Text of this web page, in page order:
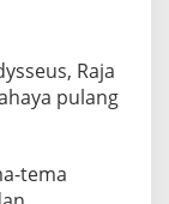
Raja
pulang
tema